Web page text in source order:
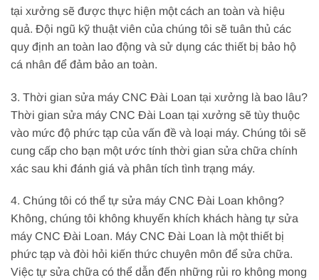
tại xưởng sẽ được thực hiện một cách an toàn và hiệu
quả. Đội ngũ kỹ thuật viên của chúng tôi sẽ tuân thủ các
quy định an toàn lao động và sử dụng các thiết bị bảo hộ
cá nhân để đảm bảo an toàn.
3. Thời gian sửa máy CNC Đài Loan tại xưởng là bao lâu?
Thời gian sửa máy CNC Đài Loan tại xưởng sẽ tùy thuộc
vào mức độ phức tạp của vấn đề và loại máy. Chúng tôi sẽ
cung cấp cho bạn một ước tính thời gian sửa chữa chính
xác sau khi đánh giá và phân tích tình trạng máy.
4. Chúng tôi có thể tự sửa máy CNC Đài Loan không?
Không, chúng tôi không khuyến khích khách hàng tự sửa
máy CNC Đài Loan. Máy CNC Đài Loan là một thiết bị
phức tạp và đòi hỏi kiến thức chuyên môn để sửa chữa.
Việc tự sửa chữa có thể dẫn đến những rủi ro không mong